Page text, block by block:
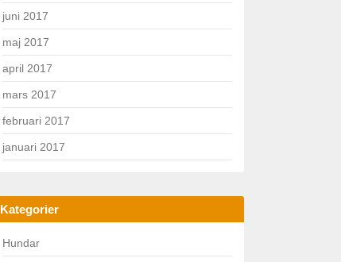
juni 2017
maj 2017
april 2017
mars 2017
februari 2017
januari 2017
Kategorier
Hundar